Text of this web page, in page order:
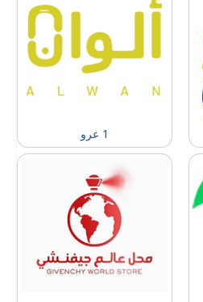
1 عرو